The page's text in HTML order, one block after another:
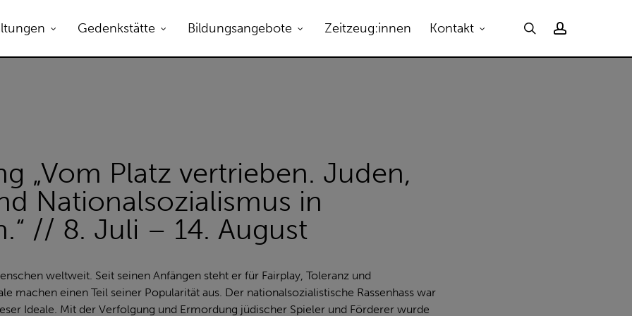
Gedenkstätte Bildungsangebote Zeitzeug:innen Kontakt searchaccount
„Vom Platz vertrieben. Juden,
Nationalsozialismus in
// 8. Juli – 14. August
weltweit. Seit seinen Anfängen steht er für Fairplay, Toleranz und
machen einen Teil seiner Popularität aus. Der nationalsozialistische Rassenhass war
Ideale. Mit der Verfolgung und Ermordung jüdischer Spieler und Förderer wurde